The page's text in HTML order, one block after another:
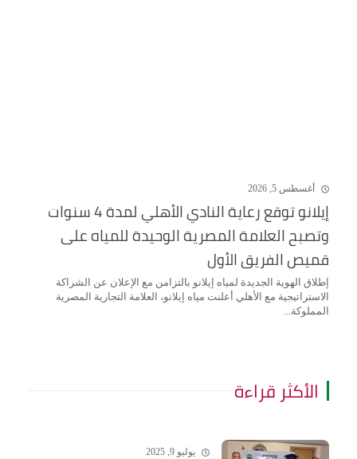
أغسطس 5, 2026
إيلانو توقع رعاية النادي الأهلي لمدة 4 سنوات
وتصبح العلامة المصرية الوحيدة للمياه على
قميص الفريق الأول
إطلاق الهوية الجديدة لمياه إيلانو بالتزامن مع الإعلان عن الشراكة
الاستراتيجية مع الأهلي أعلنت مياه إيلانو، العلامة التجارية المصرية
المملوكة...
الأكثر قراءة
يوليو 9, 2025